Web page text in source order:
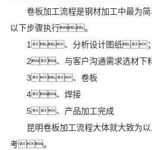
卷板加工流程是钢材加工中最为
以下步骤执行。
1、分析设计图纸；
2、与客户沟通需求选材
3、卷板
4、焊接
5、产品加工完成
昆明卷板加工流程大体就大致为
考。